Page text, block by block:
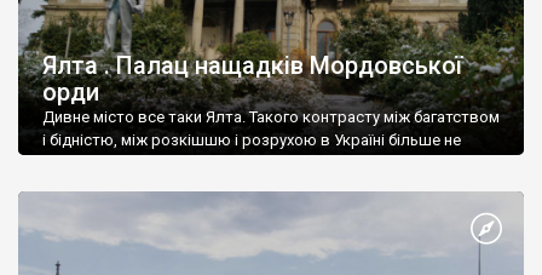
Ялта . Палац нащадків Мордовської
орди
Дивне місто все таки Ялта. Такого контрасту між багатством
і бідністю, між розкішшю і розрухою в Україні більше не